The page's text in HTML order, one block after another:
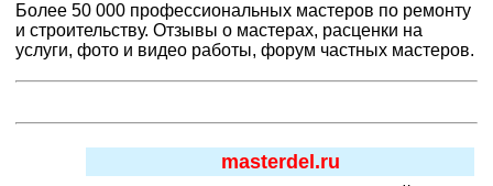
Более 50 000 профессиональных мастеров по ремонту
и строительству. Отзывы о мастерах, расценки на
услуги, фото и видео работы, форум частных мастеров.
masterdel.ru